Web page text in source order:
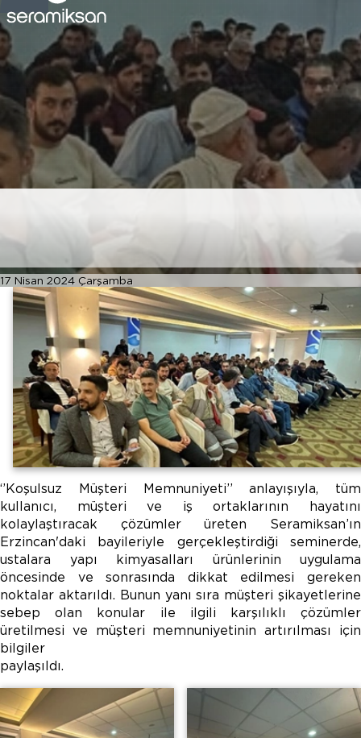
Semineri
17 Nisan 2024 Çarşamba
‘’Koşulsuz Müşteri Memnuniyeti’’ anlayışıyla, tüm
kullanıcı, müşteri ve iş ortaklarının hayatını
kolaylaştıracak çözümler üreten Seramiksan’ın
Erzincan'daki bayileriyle gerçekleştirdiği seminerde,
ustalara yapı kimyasalları ürünlerinin uygulama
öncesinde ve sonrasında dikkat edilmesi gereken
noktalar aktarıldı. Bunun yanı sıra müşteri şikayetlerine
sebep olan konular ile ilgili karşılıklı çözümler
üretilmesi ve müşteri memnuniyetinin artırılması için
bilgiler